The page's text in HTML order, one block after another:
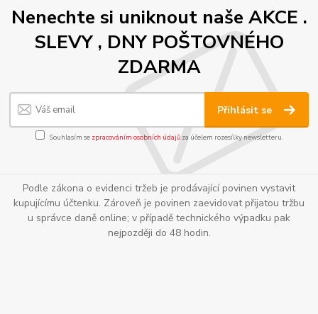
Nenechte si uniknout naše AKCE .
SLEVY , DNY POŠTOVNÉHO
ZDARMA
Přihlásit se
Souhlasím se zpracováním osobních údajůza účelem rozesílky newsletteru.
Podle zákona o evidenci tržeb je prodávající povinen vystavit
kupujícímu účtenku. Zároveň je povinen zaevidovat přijatou tržbu
u správce daně online; v případě technického výpadku pak
nejpozději do 48 hodin.